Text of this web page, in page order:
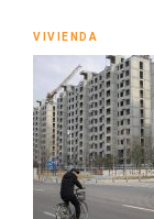
VIVIENDA